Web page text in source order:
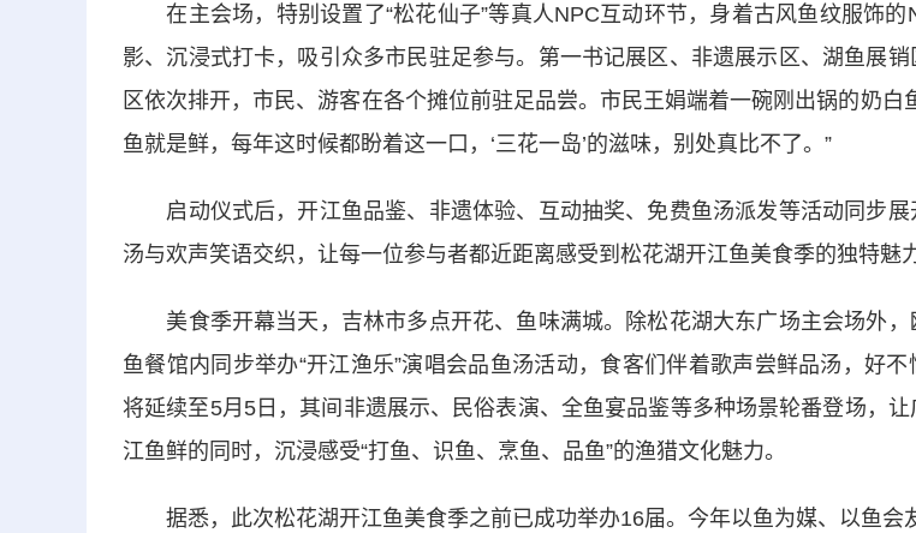
在主会场，特别设置了“松花仙子”等真人NPC互动环节，身着古风鱼纹服饰的
影、沉浸式打卡，吸引众多市民驻足参与。第一书记展区、非遗展示区、湖鱼展
区依次排开，市民、游客在各个摊位前驻足品尝。市民王娟端着一碗刚出锅的奶白
鱼就是鲜，每年这时候都盼着这一口，‘三花一岛’的滋味，别处真比不了。”
启动仪式后，开江鱼品鉴、非遗体验、互动抽奖、免费鱼汤派发等活动同步展
汤与欢声笑语交织，让每一位参与者都近距离感受到松花湖开江鱼美食季的独特魅力
美食季开幕当天，吉林市多点开花、鱼味满城。除松花湖大东广场主会场外，
鱼餐馆内同步举办“开江渔乐”演唱会品鱼汤活动，食客们伴着歌声尝鲜品汤，好
将延续至5月5日，其间非遗展示、民俗表演、全鱼宴品鉴等多种场景轮番登场，
江鱼鲜的同时，沉浸感受“打鱼、识鱼、烹鱼、品鱼”的渔猎文化魅力。
据悉，此次松花湖开江鱼美食季之前已成功举办16届。今年以鱼为媒、以鱼会